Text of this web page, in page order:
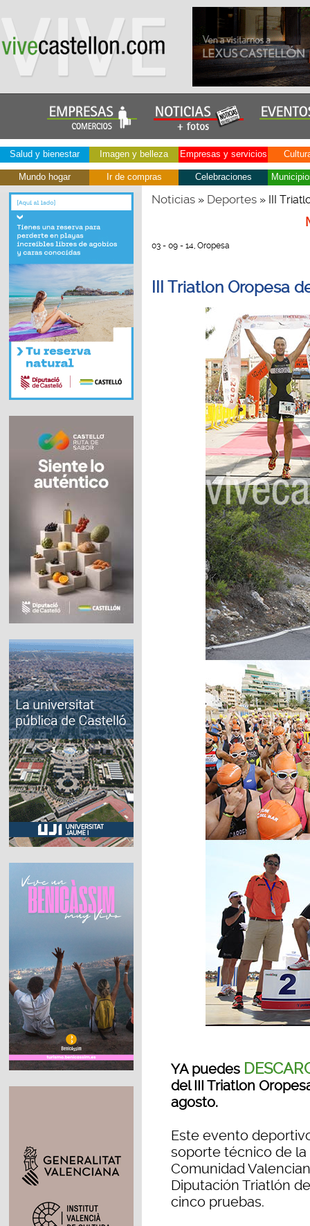
Salud y bienestar Imagen y belleza Empresas y servicios
Mundo hogar Ir de compras Celebraciones
Noticias» Deportes» III
03 - 09 - 14, Oropesa
III Triatlon Oropesa
YA puedes
del III Triatlon
agosto.
Este evento
soporte técnico de
Comunidad
Diputación Triatlón
cinco pruebas.